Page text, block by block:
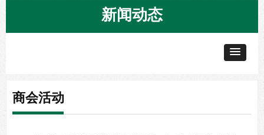
商会活动
新闻动态